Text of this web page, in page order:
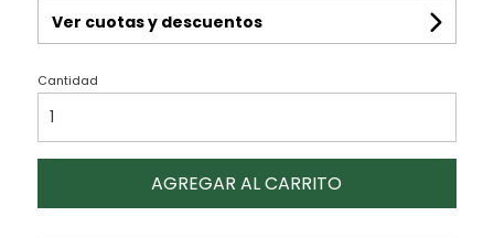
Ver cuotas y descuentos
Cantidad
AGREGAR AL CARRITO